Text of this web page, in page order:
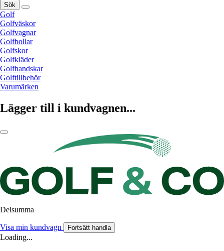
Sök
Golf
Golfväskor
Golfvagnar
Golfbollar
Golfskor
Golfkläder
Golfhandskar
Golftillbehör
Varumärken
Lägger till i kundvagnen...
Delsumma
Visa min kundvagn Fortsätt handla
Loading...